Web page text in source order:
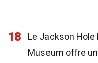
18
Le Jackson
Museum offre